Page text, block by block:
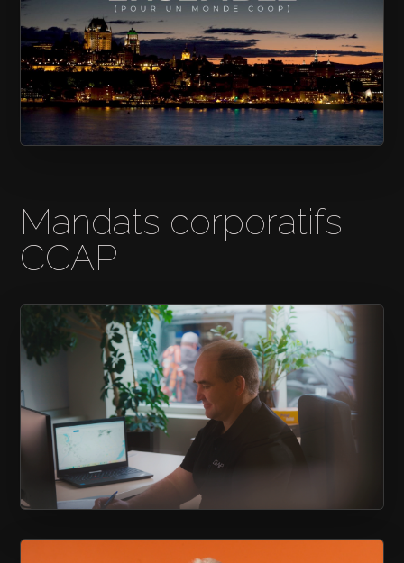
Mandats corporatifs
CCAP
VIDÉO CORPORATIVE